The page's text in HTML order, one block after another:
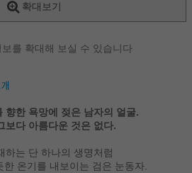
확대보기
보를 확대해 보실 수 있습니다
향한 욕망에 젖은 남자의 얼굴.
보다 아름다운 것은 없다.
하는 단 하나의 생명처럼
한 온기를 내보이는 검은 눈동자.